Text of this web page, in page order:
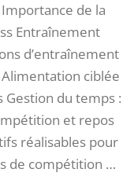
de la
Entraînement
d’entraînement
ciblée
du temps :
et repos
réalisables pour
de compétition …